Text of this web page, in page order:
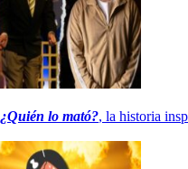
¿Quién lo mató?, la historia